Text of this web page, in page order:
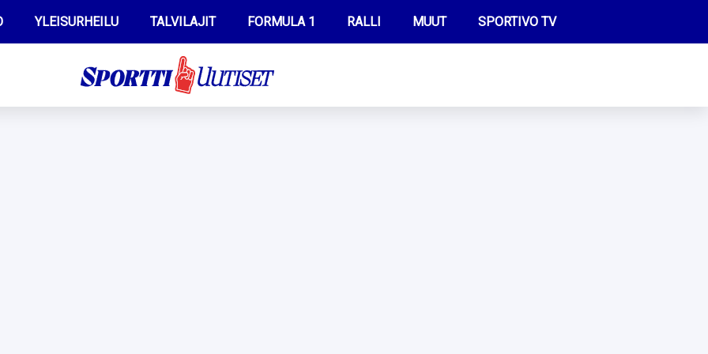
YLEISURHEILU TALVILAJIT FORMULA 1 RALLI MUUT SPORTIVO TV